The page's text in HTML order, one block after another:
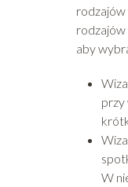
rodzajów
rodzajów
aby
przy
W